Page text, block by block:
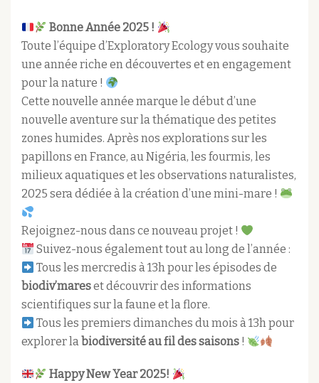
Bonne Année 2025 !
Toute l’équipe d’Exploratory Ecology vous souhaite
une année riche en découvertes et en engagement
pour la nature !
Cette nouvelle année marque le début d’une
nouvelle aventure sur la thématique des petites
zones humides. Après nos explorations sur les
papillons en France, au Nigéria, les fourmis, les
milieux aquatiques et les observations naturalistes,
2025 sera dédiée à la création d’une mini-mare !
Rejoignez-nous dans ce nouveau projet !
Suivez-nous également tout au long de l’année :
Tous les mercredis à 13h pour les épisodes de
biodiv’mareset découvrir des informations
scientifiques sur la faune et la flore.
Tous les premiers dimanches du mois à 13h pour
explorer labiodiversité au fil des saisons !
Happy New Year 2025!